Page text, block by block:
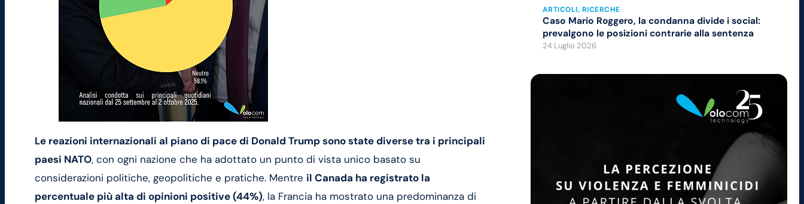
Le reazioni internazionali al piano di pace di Donald Trump sono state diverse tra i principali
paesi NATO, con ogni nazione che ha adottato un punto di vista unico basato su
considerazioni politiche, geopolitiche e pratiche. Mentre il Canada ha registrato la
percentuale più alta di opinioni positive (44%), la Francia ha mostrato una predominanza di
ARTICOLI, RICERCHE
Caso Mario Roggero, la condanna divide i social:
prevalgono le posizioni contrarie alla sentenza
24 Luglio 2026